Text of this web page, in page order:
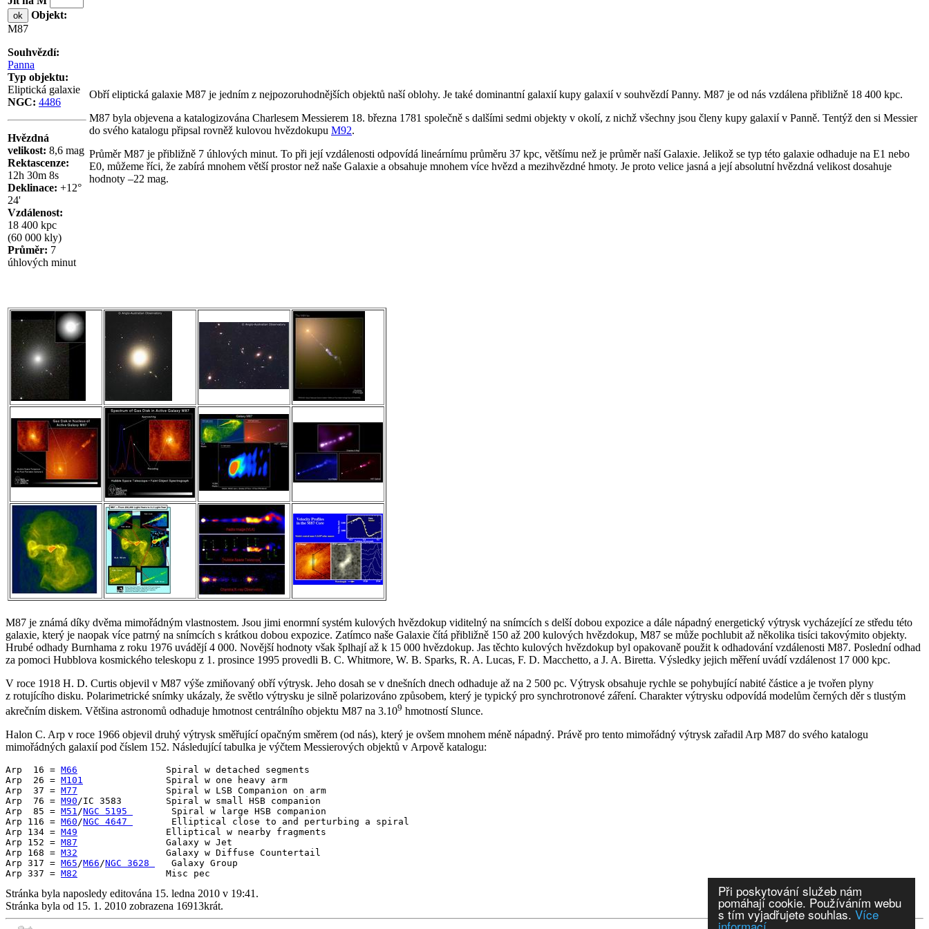
Při poskytování služeb nám
pomáhají cookie. Používáním webu
s tím vyjadřujete souhlas. Více
Objekt:
M87
Souhvězdí:
Panna
Typ objektu:
Eliptická galaxie
NGC: 4486
Hvězdná
velikost: 8,6 mag
Rektascenze:
12h 30m 8s
Deklinace: +12°
24'
Vzdálenost:
18 400 kpc
(60 000 kly)
Průměr: 7
úhlových minut
Obří eliptická galaxie M87 je jedním z nejpozoruhodnějších objektů naší oblohy. Je také dominantní galaxií kupy galaxií v souhvězdí Panny. M87 je od nás vzdálena přibližně 18 400 kpc.
M87 byla objevena a katalogizována Charlesem Messierem 18. března 1781 společně s dalšími sedmi objekty v okolí, z nichž všechny jsou členy kupy galaxií v Panně. Tentýž den si Messier
do svého katalogu připsal rovněž kulovou hvězdokupu M92.
Průměr M87 je přibližně 7 úhlových minut. To při její vzdálenosti odpovídá lineárnímu průměru 37 kpc, většímu než je průměr naší Galaxie. Jelikož se typ této galaxie odhaduje na E1 nebo
E0, můžeme říci, že zabírá mnohem větší prostor než naše Galaxie a obsahuje mnohem více hvězd a mezihvězdné hmoty. Je proto velice jasná a její absolutní hvězdná velikost dosahuje
hodnoty –22 mag.
M87 je známá díky dvěma mimořádným vlastnostem. Jsou jimi enormní systém kulových hvězdokup viditelný na snímcích s delší dobou expozice a dále nápadný energetický výtrysk vycházející ze středu této
galaxie, který je naopak více patrný na snímcích s krátkou dobou expozice. Zatímco naše Galaxie čítá přibližně 150 až 200 kulových hvězdokup, M87 se může pochlubit až několika tisíci takovýmito objekty.
Hrubé odhady Burnhama z roku 1976 uvádějí 4 000. Novější hodnoty však šplhají až k 15 000 hvězdokup. Jas těchto kulových hvězdokup byl opakovaně použit k odhadování vzdálenosti M87. Poslední odhad
za pomoci Hubblova kosmického teleskopu z 1. prosince 1995 provedli B. C. Whitmore, W. B. Sparks, R. A. Lucas, F. D. Macchetto, a J. A. Biretta. Výsledky jejich měření uvádí vzdálenost 17 000 kpc.
V roce 1918 H. D. Curtis objevil v M87 výše zmiňovaný obří výtrysk. Jeho dosah se v dnešních dnech odhaduje až na 2 500 pc. Výtrysk obsahuje rychle se pohybující nabité částice a je tvořen plyny
z rotujícího disku. Polarimetrické snímky ukázaly, že světlo výtrysku je silně polarizováno způsobem, který je typický pro synchrotronové záření. Charakter výtrysku odpovídá modelům černých děr s tlustým
akrečním diskem. Většina astronomů odhaduje hmotnost centrálního objektu M87 na 3.109 hmotností Slunce.
Halon C. Arp v roce 1966 objevil druhý výtrysk směřující opačným směrem (od nás), který je ovšem mnohem méně nápadný. Právě pro tento mimořádný výtrysk zařadil Arp M87 do svého katalogu
mimořádných galaxií pod číslem 152. Následující tabulka je výčtem Messierových objektů v Arpově katalogu:
Arp  16 = M66
                Spiral w detached segments
Arp  26 = M101
               Spiral w one heavy arm
Arp  37 = M77
                Spiral w LSB Companion on arm
Arp  76 = M90/IC 3583        Spiral w small HSB companion
Arp  85 = M51/NGC 5195
       Spiral w large HSB companion
Arp 116 = M60/NGC 4647
       Elliptical close to and perturbing a spiral
Arp 134 = M49
                Elliptical w nearby fragments
Arp 152 = M87
                Galaxy w Jet
Arp 168 = M32
                Galaxy w Diffuse Countertail
Arp 317 = M65/M66/NGC 3628
   Galaxy Group
Arp 337 = M82
Stránka byla naposledy editována 15. ledna 2010 v 19:41.
Stránka byla od 15. 1. 2010 zobrazena 16913krát.